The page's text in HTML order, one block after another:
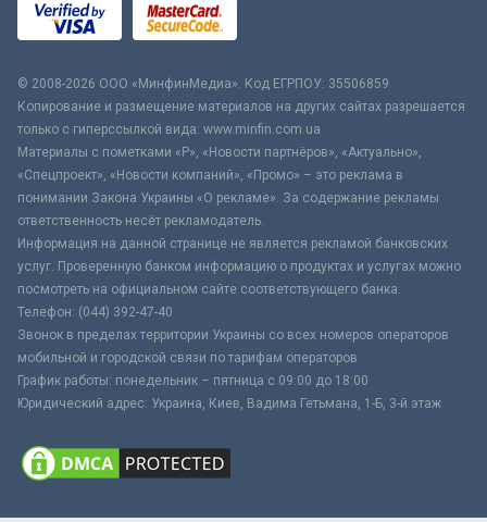
© 2008-2026 ООО «МинфинМедиа». Код ЕГРПОУ: 35506859
Копирование и размещение материалов на других сайтах разрешается
только с гиперссылкой вида: www.minfin.com.ua
Материалы с пометками «Р», «Новости партнёров», «Актуально»,
«Спецпроект», «Новости компаний», «Промо» – это реклама в
понимании Закона Украины «О рекламе». За содержание рекламы
ответственность несёт рекламодатель.
Информация на данной странице не является рекламой банковских
услуг. Проверенную банком информацию о продуктах и услугах можно
посмотреть на официальном сайте соответствующего банка.
Телефон: (044) 392-47-40
Звонок в пределах территории Украины со всех номеров операторов
мобильной и городской связи по тарифам операторов
График работы: понедельник – пятница с 09:00 до 18:00
Юридический адрес: Украина, Киев, Вадима Гетьмана, 1-Б, 3-й этаж